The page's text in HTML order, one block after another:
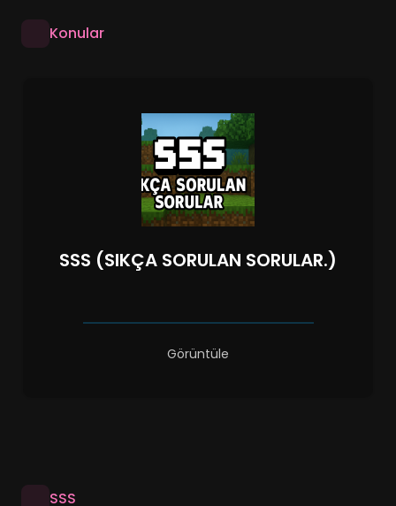
Konular
SSS (SIKÇA SORULAN SORULAR.)
Görüntüle
SSS